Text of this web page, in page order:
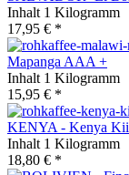
Inhalt 1 Kilogramm
17,95 € *
Mapanga AAA +
Inhalt 1 Kilogramm
15,95 € *
KENYA - Kenya Kii
Inhalt 1 Kilogramm
18,80 € *